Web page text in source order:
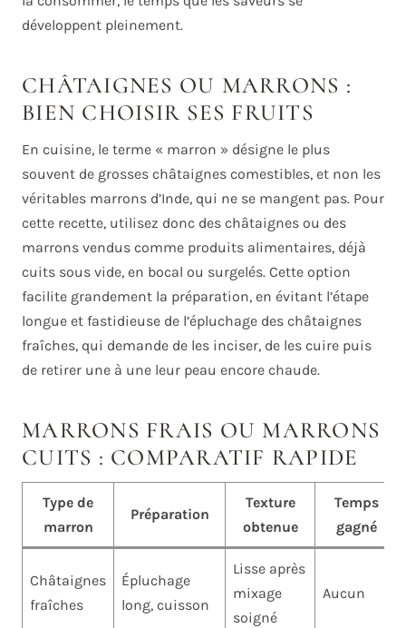
développent pleinement.
CHÂTAIGNES OU MARRONS :
BIEN CHOISIR SES FRUITS
En cuisine, le terme « marron » désigne le plus
souvent de grosses châtaignes comestibles, et non les
véritables marrons d’Inde, qui ne se mangent pas. Pour
cette recette, utilisez donc des châtaignes ou des
marrons vendus comme produits alimentaires, déjà
cuits sous vide, en bocal ou surgelés. Cette option
facilite grandement la préparation, en évitant l’étape
longue et fastidieuse de l’épluchage des châtaignes
fraîches, qui demande de les inciser, de les cuire puis
de retirer une à une leur peau encore chaude.
MARRONS FRAIS OU MARRONS
CUITS : COMPARATIF RAPIDE
Type de
marron
Préparation
Texture
obtenue
Temps
gagné
Châtaignes
fraîches
Épluchage
long, cuisson
Lisse après
mixage
soigné
Aucun